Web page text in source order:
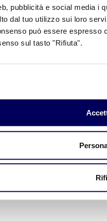
pubblicità e social media i
dal tuo utilizzo sui loro
può essere espresso
sul tasto "Rifiuta".